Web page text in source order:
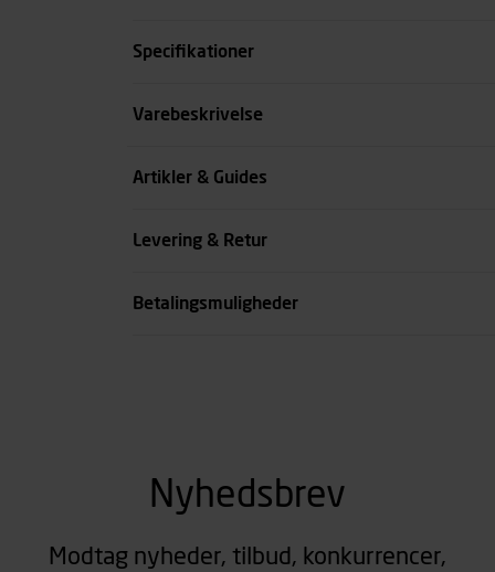
Specifikationer
Størrelse
Varebeskrivelse
Artikler & Guides
Levering & Retur
Betalingsmuligheder
Nyhedsbrev
Modtag nyheder, tilbud, konkurrencer,